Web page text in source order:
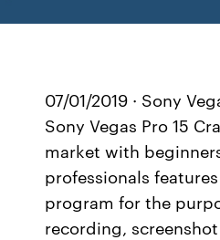
07/01/2019 · Sony
Sony Vegas Pro 15
market with
professionals
program for the
recording,